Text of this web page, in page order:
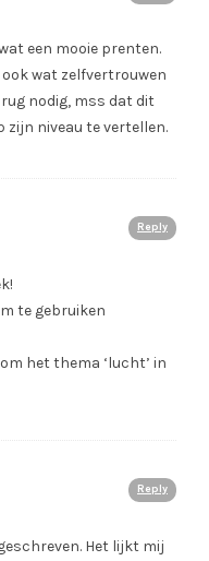
een mooie prenten.
wat zelfvertrouwen
nodig, mss dat dit
zijn niveau te vertellen.
Reply
te gebruiken
het thema ‘lucht’ in
Reply
Het lijkt mij